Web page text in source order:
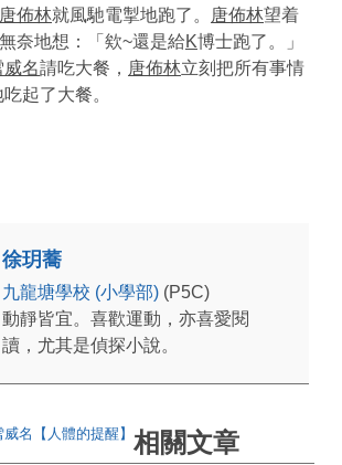
唐佈林就風馳電掣地跑了。 唐佈林望着
奈地想：「欸~還是給K博士跑了。」
名請吃大餐， 唐佈林立刻把所有事情
起了大餐。
徐玥蕎
九龍塘學校 (小學部) (P5C)
動靜皆宜。喜歡運動，亦喜愛閱
讀，尤其是偵探小說。
名【人體的提醒】 相關文章